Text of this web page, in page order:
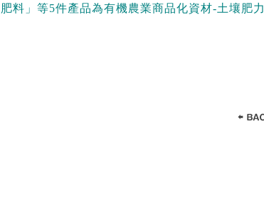
料」等5件產品為有機農業商品化資材-土壤肥力